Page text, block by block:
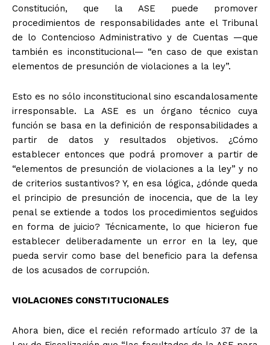
Constitución, que la ASE puede promover
procedimientos de responsabilidades ante el Tribunal
de lo Contencioso Administrativo y de Cuentas —que
también es inconstitucional— “en caso de que existan
elementos de presunción de violaciones a la ley”.
Esto es no sólo inconstitucional sino escandalosamente
irresponsable. La ASE es un órgano técnico cuya
función se basa en la definición de responsabilidades a
partir de datos y resultados objetivos. ¿Cómo
establecer entonces que podrá promover a partir de
“elementos de presunción de violaciones a la ley” y no
de criterios sustantivos? Y, en esa lógica, ¿dónde queda
el principio de presunción de inocencia, que de la ley
penal se extiende a todos los procedimientos seguidos
en forma de juicio? Técnicamente, lo que hicieron fue
establecer deliberadamente un error en la ley, que
pueda servir como base del beneficio para la defensa
de los acusados de corrupción.
VIOLACIONES CONSTITUCIONALES
Ahora bien, dice el recién reformado artículo 37 de la